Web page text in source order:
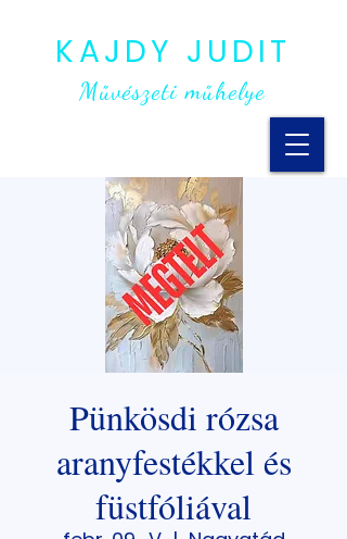
KAJDY JUDIT
Művészeti műhelye
Pünkösdi rózsa
aranyfestékkel és
füstfóliával